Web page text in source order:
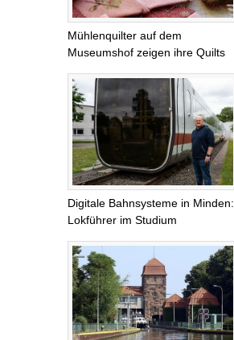
Mühlenquilter auf dem
Museumshof zeigen ihre Quilts
Digitale Bahnsysteme in Minden:
Lokführer im Studium